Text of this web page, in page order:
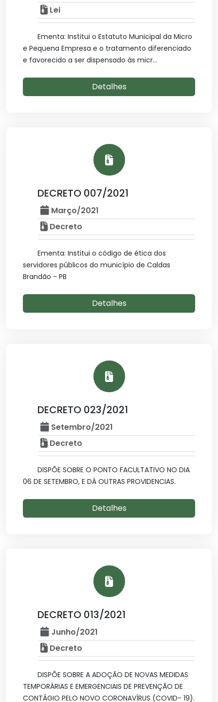
Lei
Ementa: Institui o Estatuto Municipal da Micro
e Pequena Empresa e o tratamento diferenciado
e favorecido a ser dispensado às micr...
Detalhes
DECRETO 007/2021
Março/2021
Decreto
Ementa: Institui o código de ética dos
servidores públicos do município de Caldas
Brandão - PB
Detalhes
DECRETO 023/2021
Setembro/2021
Decreto
DISPÕE SOBRE O PONTO FACULTATIVO NO DIA
06 DE SETEMBRO, E DÁ OUTRAS PROVIDENCIAS.
Detalhes
DECRETO 013/2021
Junho/2021
Decreto
DISPÕE SOBRE A ADOÇÃO DE NOVAS MEDIDAS
TEMPORÁRIAS E EMERGENCIAIS DE PREVENÇÃO DE
CONTÁGIO PELO NOVO CORONAVÍRUS (COVID- 19).